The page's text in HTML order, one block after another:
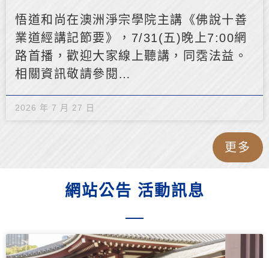
悟道和尚在澳洲淨宗學院主講《佛說十善
業道經講記節要》，7/31(五)晚上7:00網
路首播，歡迎大家線上聽講，同霑法益。
相關資訊敬請參閱…
2026 年 7 月 27 日
更多
網站公告 活動訊息